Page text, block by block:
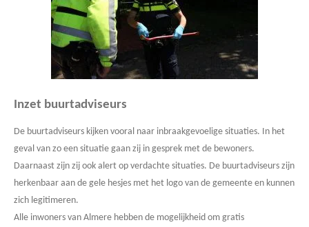
Inzet buurtadviseurs
De buurtadviseurs kijken vooral naar inbraakgevoelige situaties. In het
geval van zo een situatie gaan zij in gesprek met de bewoners.
Daarnaast zijn zij ook alert op verdachte situaties. De buurtadviseurs zijn
herkenbaar aan de gele hesjes met het logo van de gemeente en kunnen
zich legitimeren.
Alle inwoners van Almere hebben de mogelijkheid om gratis